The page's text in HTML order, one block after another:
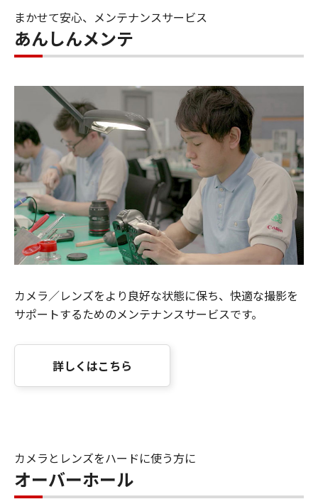
まかせて安心、メンテナンスサービス
あんしんメンテ
カメラ／レンズをより良好な状態に保ち、快適な撮影を
サポートするためのメンテナンスサービスです。
詳しくはこちら
カメラとレンズをハードに使う方に
オーバーホール